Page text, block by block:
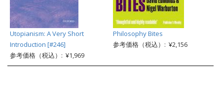
Utopianism: A Very Short
Introduction [#246]
参考価格（税込）: ¥1,969
Philosophy Bites
参考価格（税込）: ¥2,156